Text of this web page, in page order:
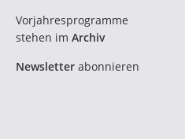
Vorjahresprogramme
stehen im Archiv
Newsletter abonnieren